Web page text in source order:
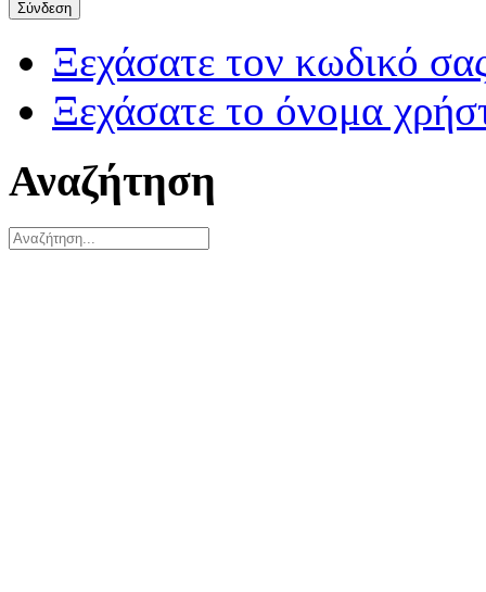
Σύνδεση
Ξεχάσατε τον κωδικό
Ξεχάσατε το όνομα
Αναζήτηση